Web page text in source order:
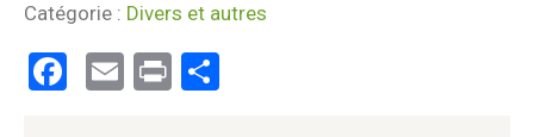
Catégorie : Divers et autres
Facebook
EmailPrint